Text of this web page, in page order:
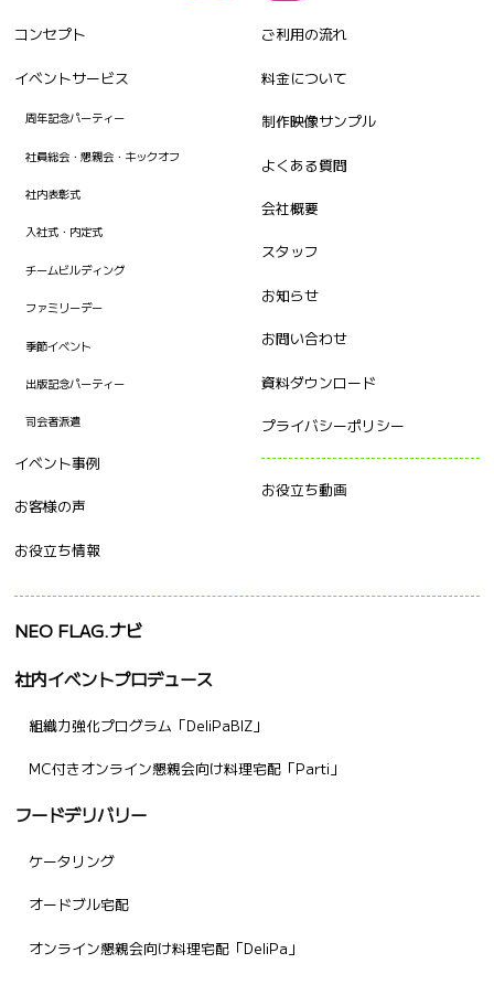
コンセプト
イベントサービス
周年記念パーティー
社員総会・懇親会・キックオフ
社内表彰式
入社式・内定式
チームビルディング
ファミリーデー
季節イベント
出版記念パーティー
司会者派遣
イベント事例
お客様の声
お役立ち情報
ご利用の流れ
料金について
制作映像サンプル
よくある質問
会社概要
スタッフ
お知らせ
お問い合わせ
資料ダウンロード
プライバシーポリシー
お役立ち動画
NEO FLAG.ナビ
社内イベントプロデュース
組織力強化プログラム「DeliPaBIZ」
MC付きオンライン懇親会向け料理宅配「Parti」
フードデリバリー
ケータリング
オードブル宅配
オンライン懇親会向け料理宅配「DeliPa」